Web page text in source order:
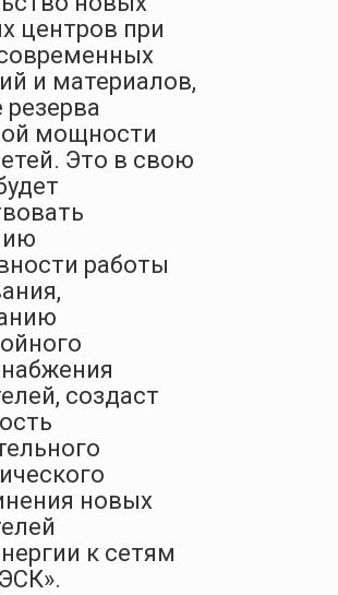
центров при
и материалов,
резерва
мощности
Это в свою
работы
создаст
новых
к сетям